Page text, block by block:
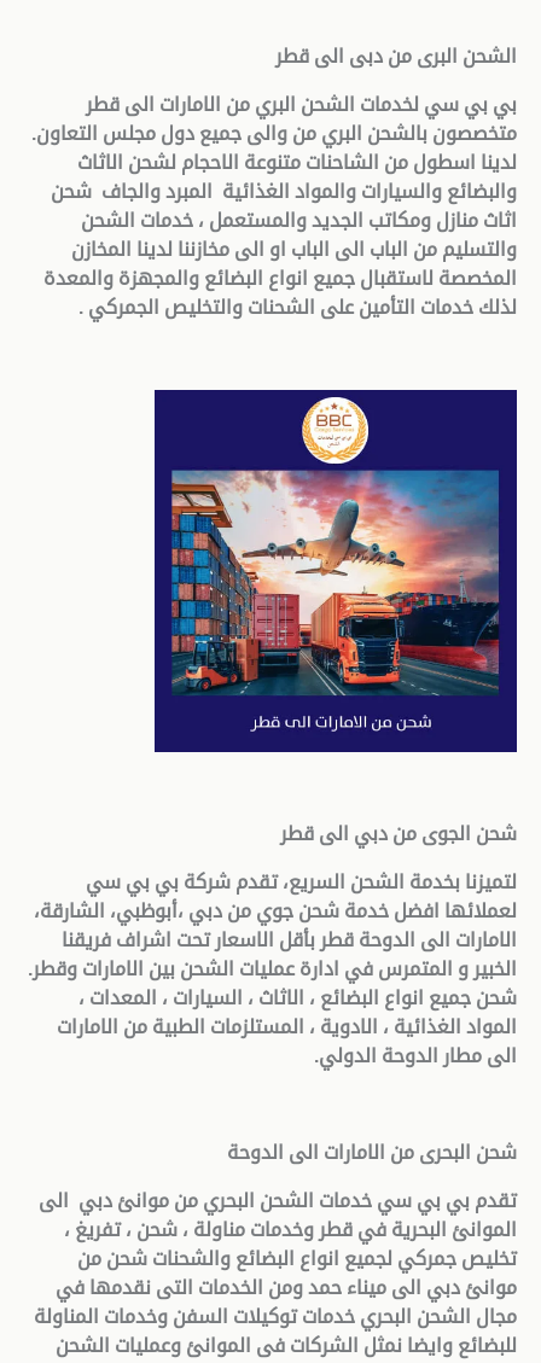
الشحن البرى من دبى الى قطر
بي بي سي لخدمات الشحن البري من الامارات الى قطر
متخصصون بالشحن البري من والى جميع دول مجلس التعاون.
لدينا اسطول من الشاحنات متنوعة الاحجام لشحن الاثاث
والبضائع والسيارات والمواد الغذائية المبرد والجاف شحن
اثاث منازل ومكاتب الجديد والمستعمل ، خدمات الشحن
والتسليم من الباب الى الباب او الى مخازننا لدينا المخازن
المخصصة لاستقبال جميع انواع البضائع والمجهزة والمعدة
لذلك خدمات التأمين على الشحنات والتخليص الجمركي .
شحن الجوى من دبي الى قطر
لتميزنا بخدمة الشحن السريع، تقدم شركة بي بي سي
لعملائها افضل خدمة شحن جوي من دبي ،أبوظبي، الشارقة،
الامارات الى الدوحة قطر بأقل الاسعار تحت اشراف فريقنا
الخبير و المتمرس في ادارة عمليات الشحن بين الامارات وقطر.
شحن جميع انواع البضائع ، الاثاث ، السيارات ، المعدات ،
المواد الغذائية ، الادوية ، المستلزمات الطبية من الامارات
الى مطار الدوحة الدولي.
شحن البحرى من الامارات الى الدوحة
تقدم بي بي سي خدمات الشحن البحري من موانئ دبي الى
الموانئ البحرية في قطر وخدمات مناولة ، شحن ، تفريغ ،
تخليص جمركي لجميع انواع البضائع والشحنات شحن من
موانئ دبي الى ميناء حمد ومن الخدمات التى نقدمها في
مجال الشحن البحري خدمات توكيلات السفن وخدمات المناولة
للبضائع وايضا نمثل الشركات فى الموانئ وعمليات الشحن